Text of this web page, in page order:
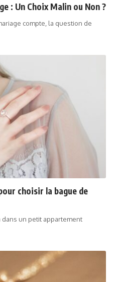
: Un Choix Malin ou Non ?
compte, la question de
choisir la bague de
un petit appartement